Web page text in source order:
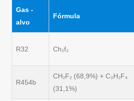
Gas -
alvo
Fórmula
R32 Ch₂f₂
R454b
CH₂F₂ (68,9%) + C₃H₂F₄
(31,1%)